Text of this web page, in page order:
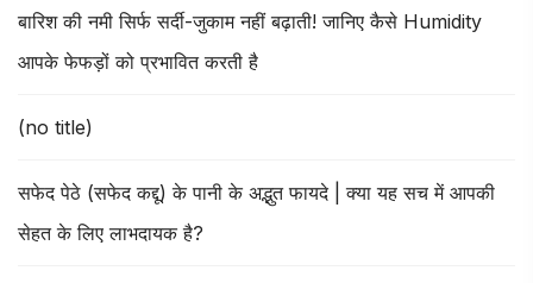
बारिश की नमी सिर्फ सर्दी-जुकाम नहीं बढ़ाती! जानिए कैसे Humidity
आपके फेफड़ों को प्रभावित करती है
(no title)
सफेद पेठे (सफेद कद्दू) के पानी के अद्भुत फायदे | क्या यह सच में आपकी
सेहत के लिए लाभदायक है?